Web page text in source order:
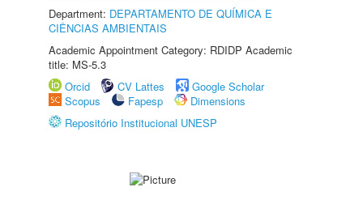
Department: DEPARTAMENTO DE QUÍMICA E
CIÊNCIAS AMBIENTAIS
Academic Appointment Category: RDIDP Academic
title: MS-5.3
Orcid
CV Lattes
Google Scholar
Scopus
Fapesp
Dimensions
Repositório Institucional UNESP